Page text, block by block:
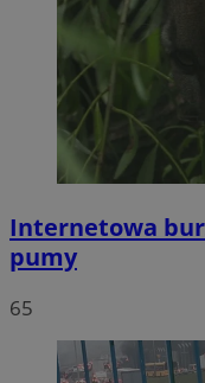
Internetowa
pumy
65